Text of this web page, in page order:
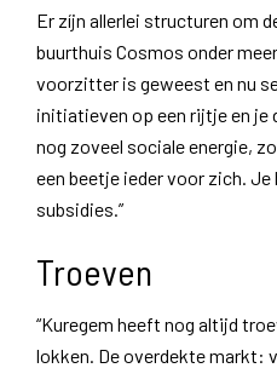
Er zíjn allerlei structuren om
buurthuis Cosmos onder
voorzitter is geweest en nu
initiatieven op een rijtje en je
nog zoveel sociale energie,
een beetje ieder voor zich. Je
subsidies.”
Troeven
“Kuregem heeft nog altijd
lokken. De overdekte markt: